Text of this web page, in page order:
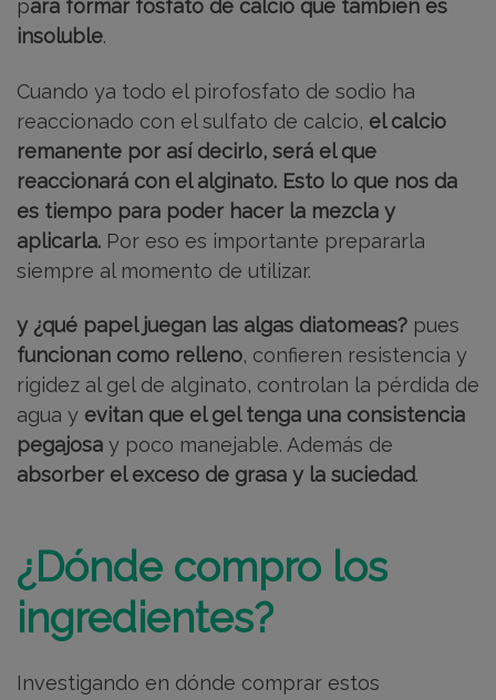
para formar fosfato de calcio que también es
insoluble.
Cuando ya todo el pirofosfato de sodio ha
reaccionado con el sulfato de calcio, el calcio
remanente por así decirlo, será el que
reaccionará con el alginato. Esto lo que nos da
es tiempo para poder hacer la mezcla y
aplicarla. Por eso es importante prepararla
siempre al momento de utilizar.
y ¿qué papel juegan las algas diatomeas? pues
funcionan como relleno, confieren resistencia y
rigidez al gel de alginato, controlan la pérdida de
agua y evitan que el gel tenga una consistencia
pegajosa y poco manejable. Además de
absorber el exceso de grasa y la suciedad.
¿Dónde compro los
ingredientes?
Investigando en dónde comprar estos